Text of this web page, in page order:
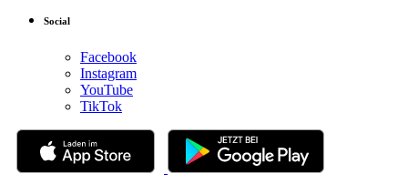
Social
Facebook
Instagram
YouTube
TikTok